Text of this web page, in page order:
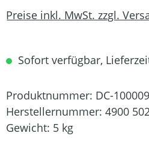
Preise inkl. MwSt. zzgl.
Sofort verfügbar,
Produktnummer: DC-
Herstellernummer: 4900
Gewicht: 5 kg